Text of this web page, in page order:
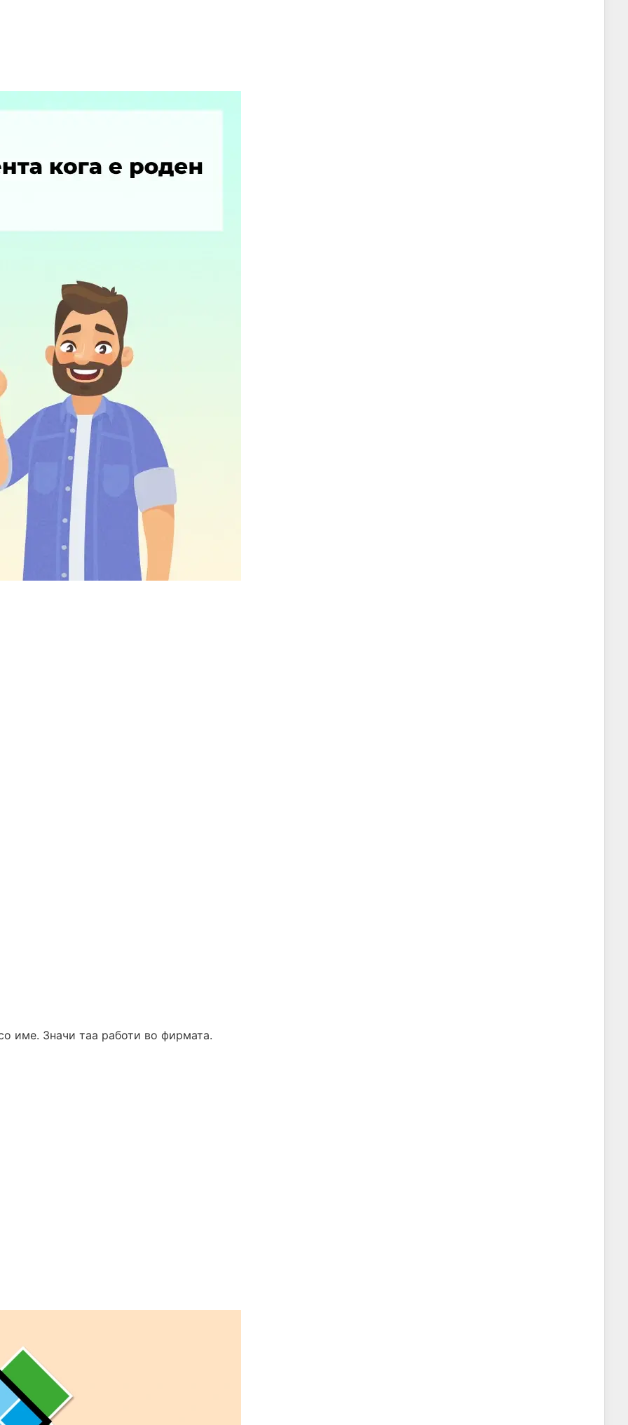
име. Значи таа работи во фирмата.